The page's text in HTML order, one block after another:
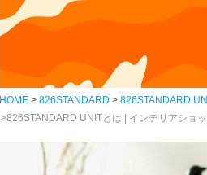
HOME 826STANDARD
826STANDARD
826STANDARD UNITとは | インテリアショ